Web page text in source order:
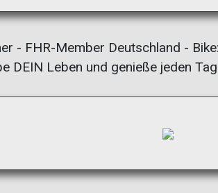
- FHR-Member Deutschland -
DEIN Leben und genieße jeden